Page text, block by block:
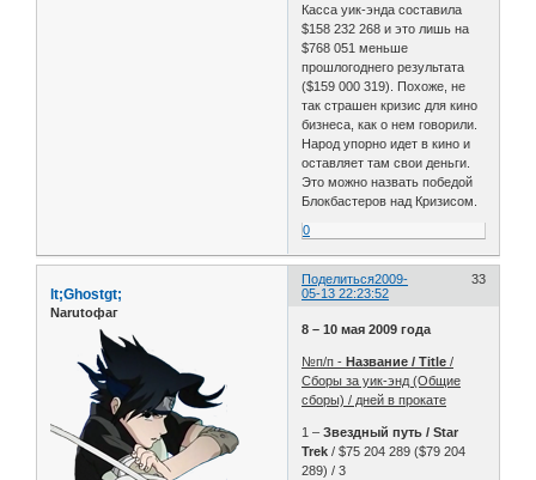
Касса уик-энда составила
$158 232 268 и это лишь на
$768 051 меньше
прошлогоднего результата
($159 000 319). Похоже, не
так страшен кризис для кино
бизнеса, как о нем говорили.
Народ упорно идет в кино и
оставляет там свои деньги.
Это можно назвать победой
Блокбастеров над Кризисом.
0
Поделиться 33
2009-
05-13 22:23:52
lt;Ghostgt;
Narutoфаг
8 – 10 мая 2009 года
№п/п -Название / Title /
Сборы за уик-энд (Общие
сборы) / дней в прокате
1 –Звездный путь / Star
Trek / $75 204 289 ($79 204
289) / 3